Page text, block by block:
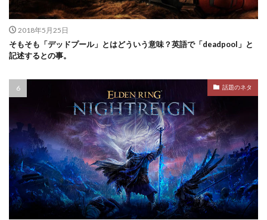
2018年5月25日
そもそも「デッドプール」とはどういう意味？英語で「deadpool」と
記述するとの事。
話題のネタ